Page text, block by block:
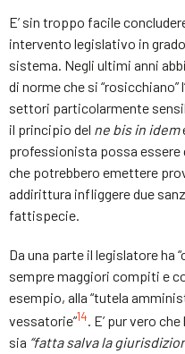
E’ sin troppo facile
intervento legislativo in
sistema. Negli ultimi anni
di norme che si “rosicchiano”
settori particolarmente
il principio del ne bis in idem
professionista possa essere
che potrebbero emettere
addirittura infliggere due
fattispecie.
Da una parte il legislatore ha
sempre maggiori compiti e
esempio, alla “tutela
vessatorie”14. E’ pur vero
sia “fatta salva la